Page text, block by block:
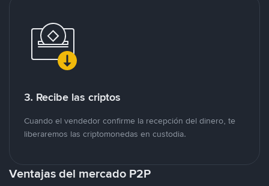
3. Recibe las criptos
Cuando el vendedor confirme la recepción del dinero, te
liberaremos las criptomonedas en custodia.
Ventajas del mercado P2P